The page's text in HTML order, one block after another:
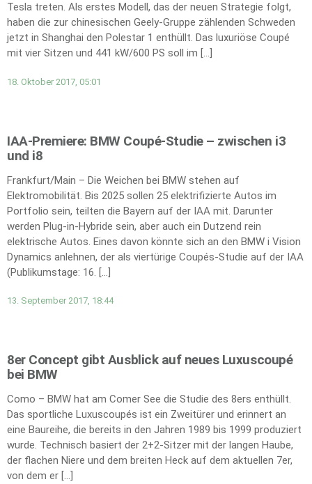
Tesla treten. Als erstes Modell, das der neuen Strategie folgt,
haben die zur chinesischen Geely-Gruppe zählenden Schweden
jetzt in Shanghai den Polestar 1 enthüllt. Das luxuriöse Coupé
mit vier Sitzen und 441 kW/600 PS soll im […]
18. Oktober 2017, 05:01
IAA-Premiere: BMW Coupé-Studie – zwischen i3
und i8
Frankfurt/Main – Die Weichen bei BMW stehen auf
Elektromobilität. Bis 2025 sollen 25 elektrifizierte Autos im
Portfolio sein, teilten die Bayern auf der IAA mit. Darunter
werden Plug-in-Hybride sein, aber auch ein Dutzend rein
elektrische Autos. Eines davon könnte sich an den BMW i Vision
Dynamics anlehnen, der als viertürige Coupés-Studie auf der IAA
(Publikumstage: 16. […]
13. September 2017, 18:44
8er Concept gibt Ausblick auf neues Luxuscoupé
bei BMW
Como – BMW hat am Comer See die Studie des 8ers enthüllt.
Das sportliche Luxuscoupés ist ein Zweitürer und erinnert an
eine Baureihe, die bereits in den Jahren 1989 bis 1999 produziert
wurde. Technisch basiert der 2+2-Sitzer mit der langen Haube,
der flachen Niere und dem breiten Heck auf dem aktuellen 7er,
von dem er […]